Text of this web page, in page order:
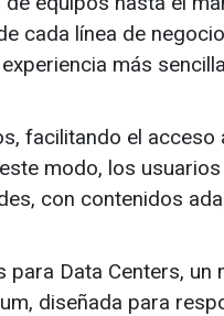
cada línea de
más
facilitando el acceso
modo, los
con contenidos
Data Centers,
diseñada para